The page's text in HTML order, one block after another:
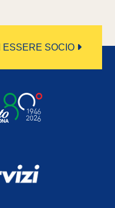
ESSERE SOCIO